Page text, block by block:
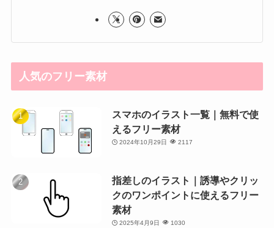
人気のフリー素材
スマホのイラスト一覧｜無料で使
えるフリー素材
2024年10月29日 2117
指差しのイラスト｜誘導やクリッ
クのワンポイントに使えるフリー
素材
2025年4月9日 1030